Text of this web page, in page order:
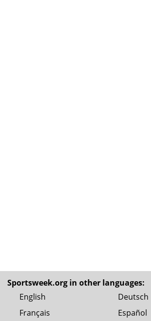
Sportsweek.org in other languages:
English
Deutsch
Français
Español